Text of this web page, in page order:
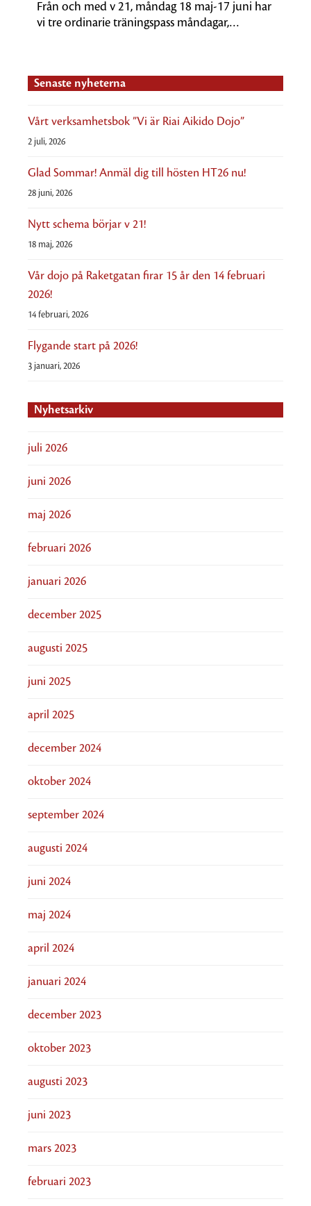
Från och med v 21, måndag 18 maj-17 juni har
vi tre ordinarie träningspass måndagar,…
Senaste nyheterna
Vårt verksamhetsbok ”Vi är Riai Aikido Dojo”
2 juli, 2026
Glad Sommar! Anmäl dig till hösten HT26 nu!
28 juni, 2026
Nytt schema börjar v 21!
18 maj, 2026
Vår dojo på Raketgatan firar 15 år den 14 februari
2026!
14 februari, 2026
Flygande start på 2026!
3 januari, 2026
Nyhetsarkiv
juli 2026
juni 2026
maj 2026
februari 2026
januari 2026
december 2025
augusti 2025
juni 2025
april 2025
december 2024
oktober 2024
september 2024
augusti 2024
juni 2024
maj 2024
april 2024
januari 2024
december 2023
oktober 2023
augusti 2023
juni 2023
mars 2023
februari 2023